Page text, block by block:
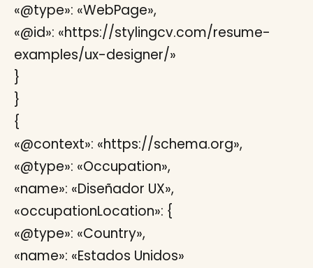
«@type»: «WebPage»,
«@id»: «https://stylingcv.com/resume-
examples/ux-designer/»
}
}
{
«@context»: «https://schema.org»,
«@type»: «Occupation»,
«name»: «Diseñador UX»,
«occupationLocation»: {
«@type»: «Country»,
«name»: «Estados Unidos»